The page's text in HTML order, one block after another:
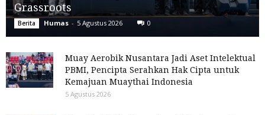
Grassroots
Berita Humas - 5 Agustus 2026 0
Muay Aerobik Nusantara Jadi Aset Intelektual
PBMI, Pencipta Serahkan Hak Cipta untuk
Kemajuan Muaythai Indonesia
5 Agustus 2026